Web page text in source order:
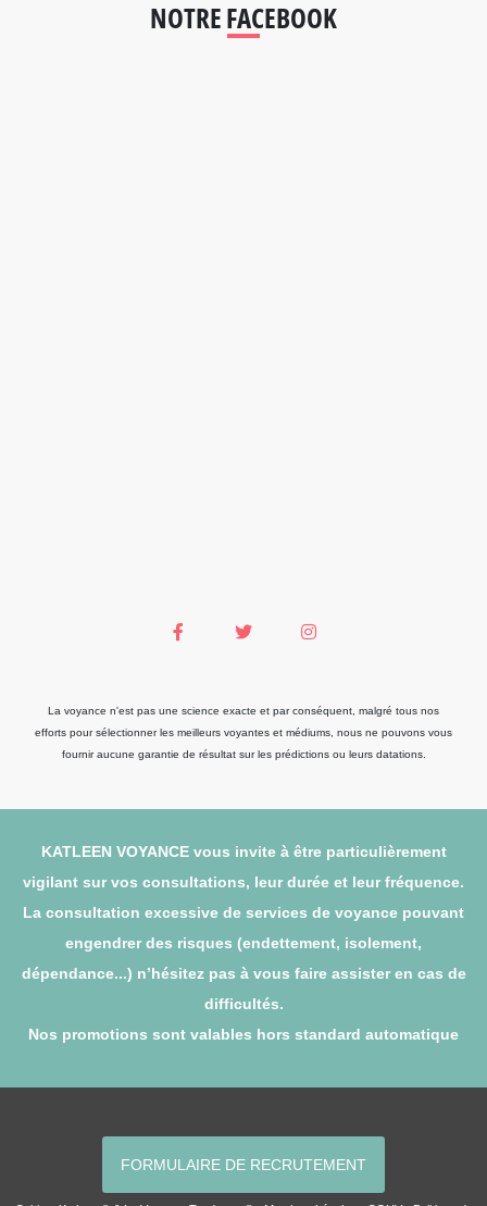
NOTRE FACEBOOK
La voyance n'est pas une science exacte et par conséquent, malgré tous nos
efforts pour sélectionner les meilleurs voyantes et médiums, nous ne pouvons vous
fournir aucune garantie de résultat sur les prédictions ou leurs datations.
KATLEEN VOYANCE vous invite à être particulièrement
vigilant sur vos consultations, leur durée et leur fréquence.
La consultation excessive de services de voyance pouvant
engendrer des risques (endettement, isolement,
dépendance...) n’hésitez pas à vous faire assister en cas de
difficultés.
Nos promotions sont valables hors standard automatique
FORMULAIRE DE RECRUTEMENT